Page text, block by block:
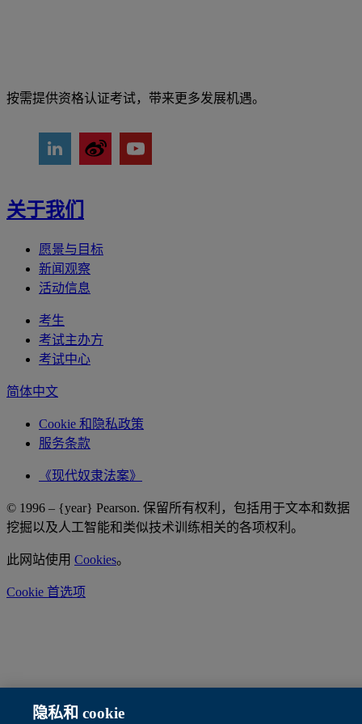
按需提供资格认证考试，带来更多发展机遇。
关于我们
愿景与目标
新闻观察
活动信息
考生
考试主办方
考试中心
简体中文
Cookie 和隐私政策
服务条款
《现代奴隶法案》
© 1996 – {year} Pearson. 保留所有权利，包括用于文本和数据
挖掘以及人工智能和类似技术训练相关的各项权利。
此网站使用 Cookies。
Cookie 首选项
隐私和 cookie